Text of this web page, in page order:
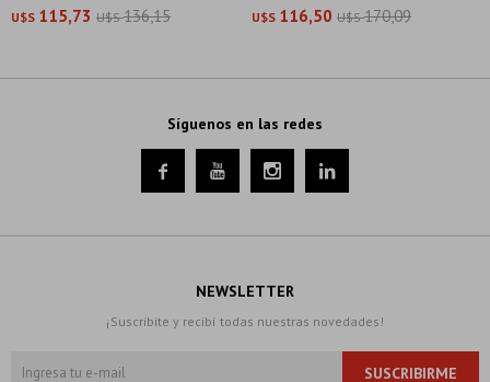
U$S 115,73 U$S 136,15 U$S 116,50 U$S 170,09
Síguenos en las redes
   
NEWSLETTER
¡Suscribite y recibí todas nuestras novedades!
SUSCRIBIRME